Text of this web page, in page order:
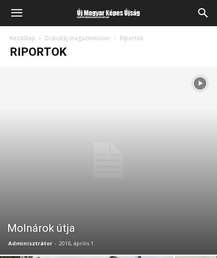
Kezdőlap Drávatáj magazinműsor Riportok
RIPORTOK
Molnárok útja
Adminisztrátor - 2016, április 1.